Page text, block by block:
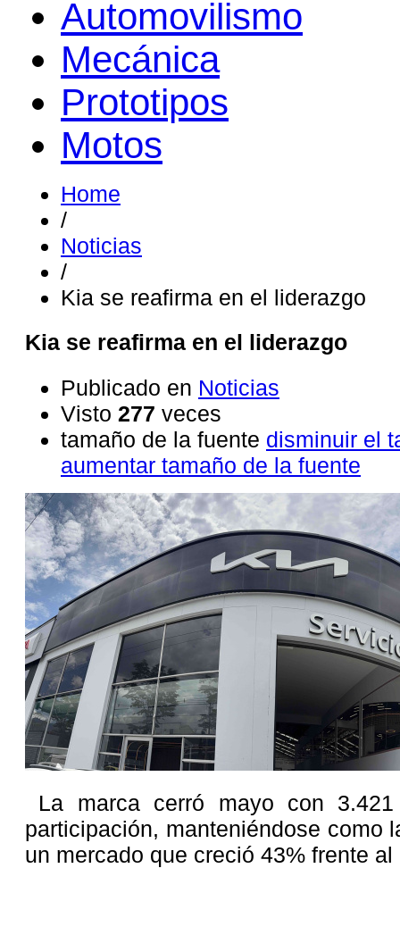
Automovilismo
Mecánica
Prototipos
Motos
Home
/
Noticias
/
Kia se reafirma en el liderazgo
Kia se reafirma en el liderazgo
Publicado en Noticias
Visto 277 veces
tamaño de la fuente disminuir el
aumentar tamaño de la fuente
La marca cerró mayo con
participación, manteniéndose como
un mercado que creció 43% frente